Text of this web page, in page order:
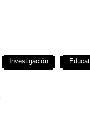
Investigación